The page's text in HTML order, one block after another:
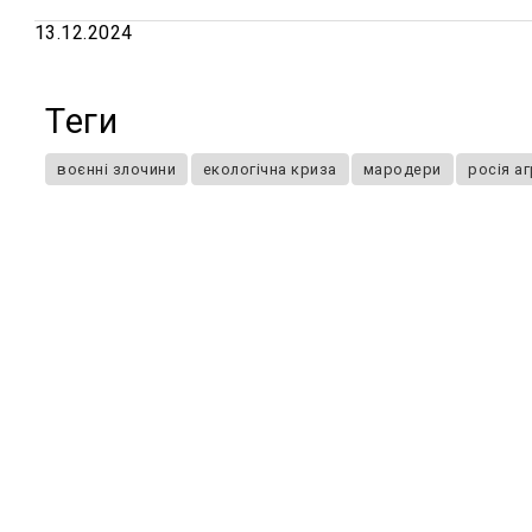
13.12.2024
Теги
воєнні злочини екологічна криза мародери росія